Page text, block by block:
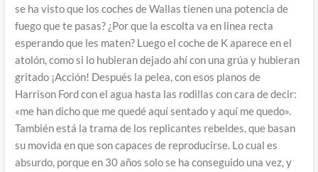
se ha visto que los coches de Wallas tienen una potencia de
fuego que te pasas? ¿Por que la escolta va en linea recta
esperando que les maten? Luego el coche de K aparece en el
atolón, como si lo hubieran dejado ahí con una grúa y hubieran
gritado ¡Acción! Después la pelea, con esos planos de
Harrison Ford con el agua hasta las rodillas con cara de decir:
«me han dicho que me quedé aquí sentado y aquí me quedo».
También está la trama de los replicantes rebeldes, que basan
su movida en que son capaces de reproducirse. Lo cual es
absurdo, porque en 30 años solo se ha conseguido una vez, y